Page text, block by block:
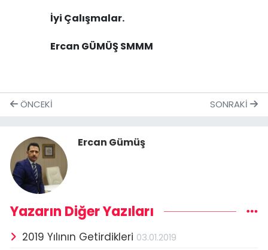
İyi Çalışmalar.
Ercan GÜMÜŞ SMMM
ÖNCEKI SONRAKI
Ercan Gümüş
Yazarın Diğer Yazıları
2019 Yılının Getirdikleri 03.01.2019